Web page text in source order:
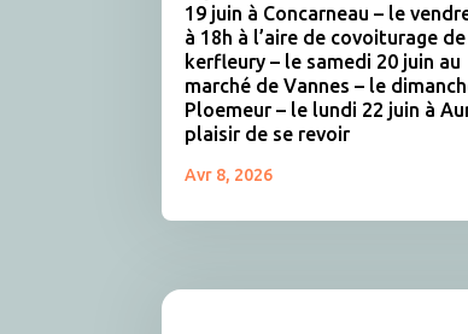
19 juin à Concarneau – le
à 18h à l’aire de covoiturage de
kerfleury – le samedi 20 juin au
marché de Vannes – le
Ploemeur – le lundi 22 juin à
plaisir de se revoir
Avr 8, 2026